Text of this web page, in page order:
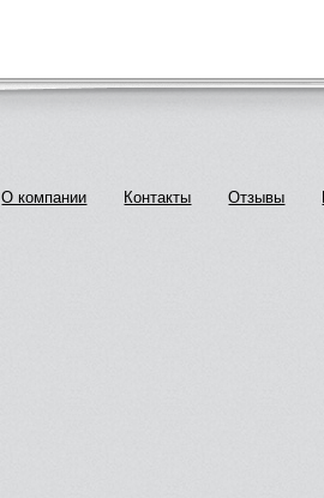
О компании Контакты Отзывы